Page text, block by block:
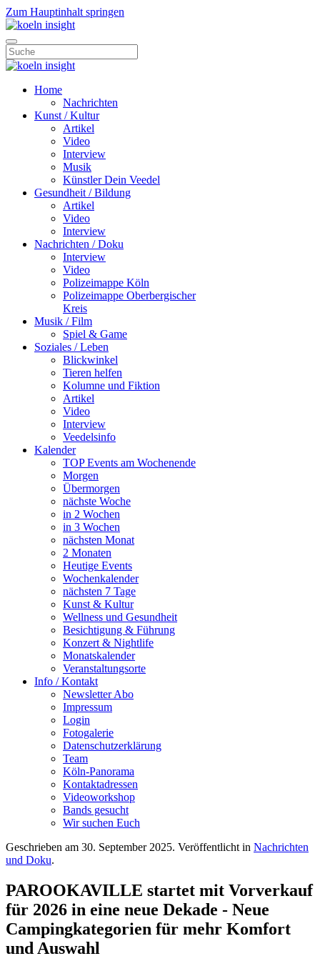
Zum Hauptinhalt springen
Home
Nachrichten
Kunst / Kultur
Artikel
Video
Interview
Musik
Künstler Dein Veedel
Gesundheit / Bildung
Artikel
Video
Interview
Nachrichten / Doku
Interview
Video
Polizeimappe Köln
Polizeimappe Oberbergischer
Kreis
Musik / Film
Spiel & Game
Soziales / Leben
Blickwinkel
Tieren helfen
Kolumne und Fiktion
Artikel
Video
Interview
Veedelsinfo
Kalender
TOP Events am Wochenende
Morgen
Übermorgen
nächste Woche
in 2 Wochen
in 3 Wochen
nächsten Monat
2 Monaten
Heutige Events
Wochenkalender
nächsten 7 Tage
Kunst & Kultur
Wellness und Gesundheit
Besichtigung & Führung
Konzert & Nightlife
Monatskalender
Veranstaltungsorte
Info / Kontakt
Newsletter Abo
Impressum
Login
Fotogalerie
Datenschutzerklärung
Team
Köln-Panorama
Kontaktadressen
Videoworkshop
Bands gesucht
Wir suchen Euch
Geschrieben am 30. September 2025. Veröffentlicht in Nachrichten
und Doku.
PAROOKAVILLE startet mit Vorverkauf
für 2026 in eine neue Dekade - Neue
Campingkategorien für mehr Komfort
und Auswahl